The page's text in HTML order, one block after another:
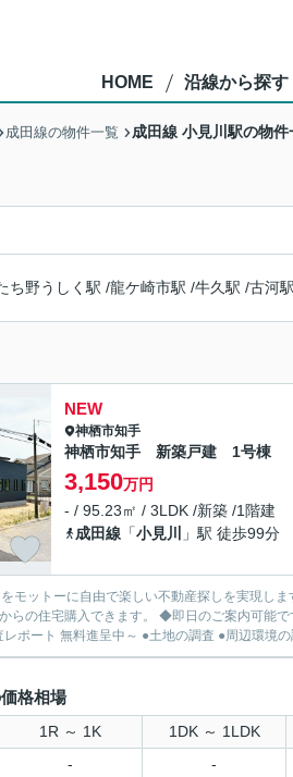
HOME 沿線から探す
成田線の物件一覧 成田線 小見川駅の物件
ち野うしく駅 /龍ケ崎市駅 /牛久駅 /古河駅
NEW
神栖市知手
神栖市知手 新築戸建 1号棟
3,150万円
- / 95.23㎡ / 3LDK /新築 /1階建
成田線 「小見川 」駅 徒歩99分
をモットーに自由で楽しい不動産探しを実現
の住宅購入できます。 ◆即日のご案内可能です。
ポート 無料進呈中～ ●土地の調査 ●周辺環境
格相場
1R ～ 1K 1DK ～ 1LDK
- -